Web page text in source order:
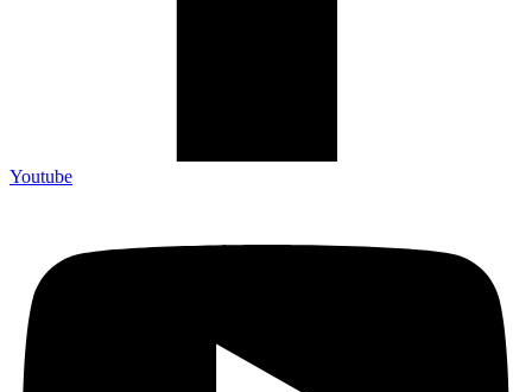
Youtube